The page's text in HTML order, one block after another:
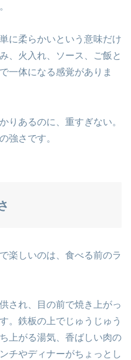
に柔らかいという意味だけ
、火入れ、ソース、ご飯と
一体になる感覚がありま
りあるのに、重すぎない。
強さです。
楽しいのは、食べる前のラ
され、目の前で焼き上がっ
。鉄板の上でじゅうじゅう
上がる湯気、香ばしい肉の
チやディナーがちょっとし